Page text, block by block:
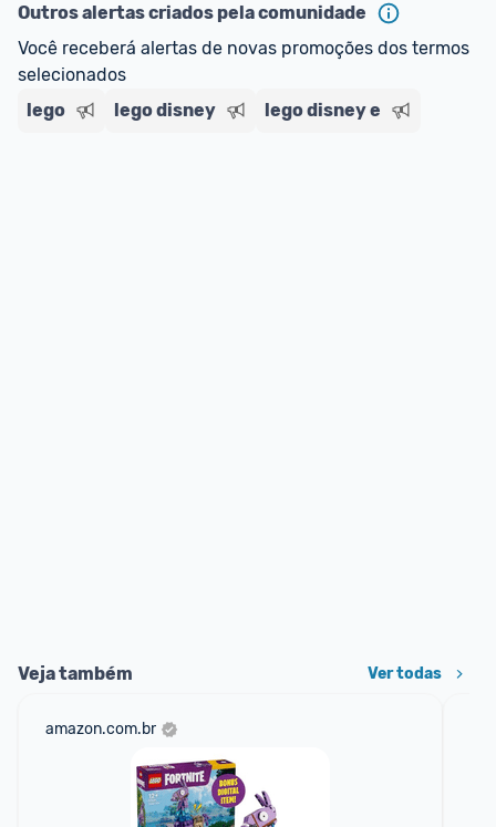
Outros alertas criados pela comunidade
Você receberá alertas de novas promoções dos termos
selecionados
lego
lego disney lego disney e
Veja também Ver todas
amazon.com.br